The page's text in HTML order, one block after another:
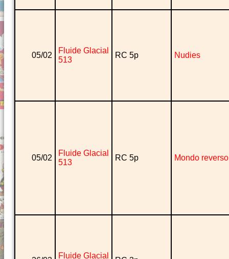
05/02
Fluide Glacial
513
RC 5p Nudies
05/02
Fluide Glacial
513
RC 5p Mondo reverso
Fluide Glacial